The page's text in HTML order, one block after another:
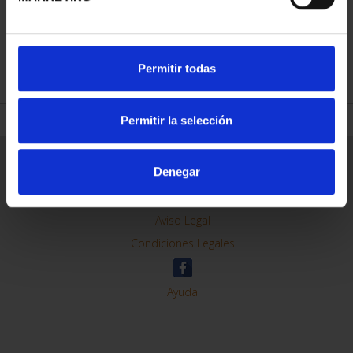
Permitir todas
Permitir la selección
Denegar
REFINAR
Contacto
Preguntas Frequentes (FAQs)
Aviso Legal
Condiciones Legales
Ayuda